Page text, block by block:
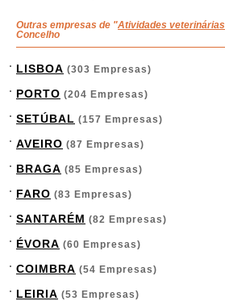
Outras empresas de "Atividades veterinárias
Concelho
LISBOA (303 Empresas)
PORTO (204 Empresas)
SETÚBAL (157 Empresas)
AVEIRO (87 Empresas)
BRAGA (85 Empresas)
FARO (83 Empresas)
SANTARÉM (82 Empresas)
ÉVORA (60 Empresas)
COIMBRA (54 Empresas)
LEIRIA (53 Empresas)